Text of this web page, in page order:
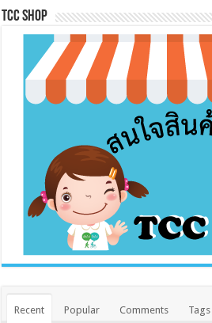
Tcc Shop
Recent Popular Comments Tags